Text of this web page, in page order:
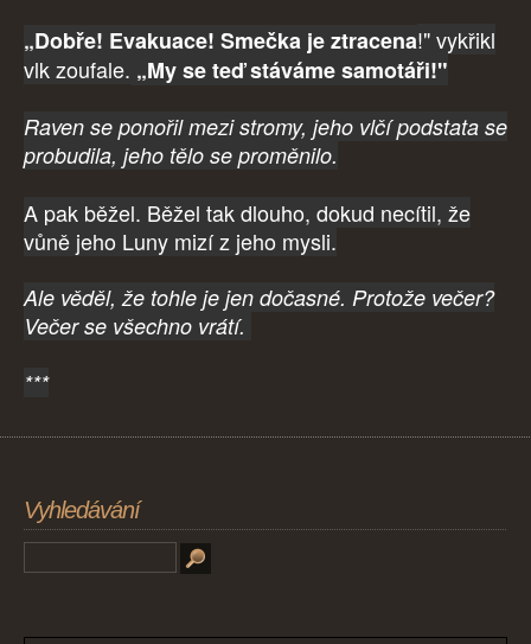
„Dobře! Evakuace! Smečka je ztracena!" vykřikl
vlk zoufale. „My se teď stáváme samotáři!"
Raven se ponořil mezi stromy, jeho vlčí podstata se
probudila, jeho tělo se proměnilo.
A pak běžel. Běžel tak dlouho, dokud necítil, že
vůně jeho Luny mizí z jeho mysli.
Ale věděl, že tohle je jen dočasné. Protože večer?
Večer se všechno vrátí.
***
Vyhledávání